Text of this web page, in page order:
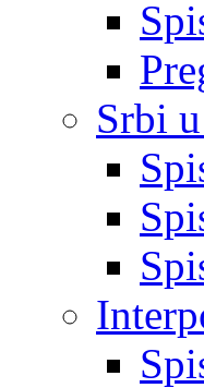
Srbi